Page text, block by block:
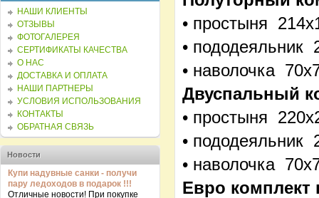
• простыня
•
• наволочка
Двуспальный
• простыня
•
• наволочка
Евро комплект
НАШИ КЛИЕНТЫ
ОТЗЫВЫ
ФОТОГАЛЕРЕЯ
СЕРТИФИКАТЫ КАЧЕСТВА
О НАС
ДОСТАВКА И ОПЛАТА
НАШИ ПАРТНЕРЫ
УСЛОВИЯ ИСПОЛЬЗОВАНИЯ
КОНТАКТЫ
ОБРАТНАЯ СВЯЗЬ
Новости
Купи надувные санки - получи
пару ледоходов в подарок !!!
Отличные новости! При покупке